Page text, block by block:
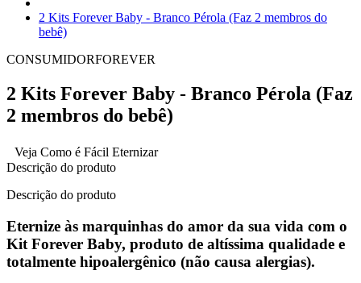
2 Kits Forever Baby - Branco Pérola (Faz 2 membros do
bebê)
CONSUMIDORFOREVER
2 Kits Forever Baby - Branco Pérola (Faz
2 membros do bebê)
Veja Como é Fácil Eternizar
Descrição do produto
Descrição do produto
Eternize às marquinhas do amor da sua vida com o
Kit Forever Baby, produto de altíssima qualidade e
totalmente hipoalergênico (não causa alergias).